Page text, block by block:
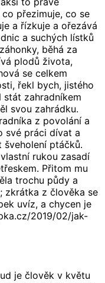
je člověk v květu